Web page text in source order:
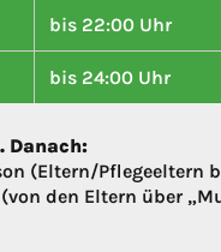
bis 22:00 Uhr
bis 24:00 Uhr
Danach:
(Eltern/Pflegeeltern
den Eltern über